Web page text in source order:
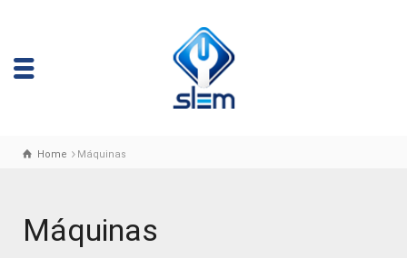
Home Máquinas
Máquinas